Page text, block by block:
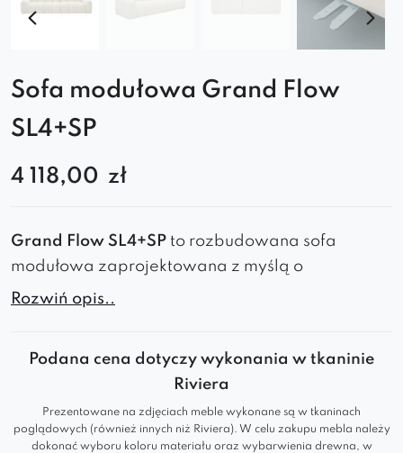
Sofa modułowa Grand Flow
SL4+SP
4 118,00 zł
Grand Flow SL4+SP to rozbudowana sofa
modułowa zaprojektowana z myślą o
przestronnych, nowoczesnych wnętrzach. Jej
bryłę, która naturalnie przyciąga uwagę i
definiuje strefę wypoczynku. To mebel, który
łączy wyrazisty design z codzienną wygodą
użytkowania.
Rozwiń opis..
Podana cena dotyczy wykonania w tkaninie
Riviera
Prezentowane na zdjęciach meble wykonane są w tkaninach
poglądowych (również innych niż Riviera). W celu zakupu mebla należy
dokonać wyboru koloru materiału oraz wybarwienia drewna, w